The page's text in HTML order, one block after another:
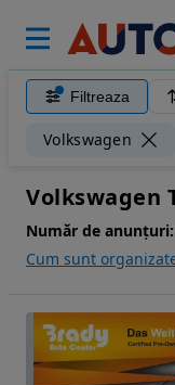
Filtreaza
Volkswagen
Volkswagen
Număr de anunțuri:
Cum sunt